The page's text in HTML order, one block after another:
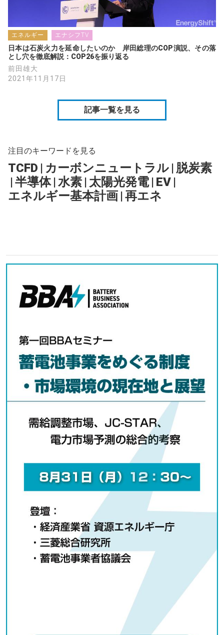
エネルギー エナシフTV
日本は石炭火力を延命したいのか　岸田総理のCOP演説、その落
とし穴を徹底解説：COP26を振り返る
前田雄大
2021年11月17日
記事一覧を見る
注目のキーワードを見る
TCFD | カーボンニュートラル | 脱炭素
|半導体 |水素 | 太陽光発電 | EV |
エネルギー基本計画 |再エネ